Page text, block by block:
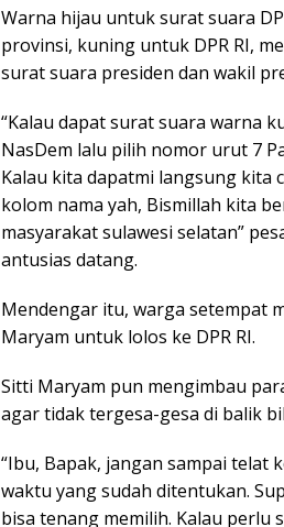
Warna hijau untuk surat suara
provinsi, kuning untuk DPR RI,
surat suara presiden dan wakil
“Kalau dapat surat suara warna
NasDem lalu pilih nomor urut 7
Kalau kita dapatmi langsung kita
kolom nama yah, Bismillah kita
masyarakat sulawesi selatan”
antusias datang.
Mendengar itu, warga setempat
Maryam untuk lolos ke DPR RI.
Sitti Maryam pun mengimbau
agar tidak tergesa-gesa di balik
“Ibu, Bapak, jangan sampai telat
waktu yang sudah ditentukan.
bisa tenang memilih. Kalau perlu